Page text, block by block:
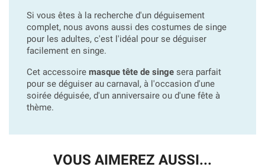
Si vous êtes à la recherche d'un déguisement
complet, nous avons aussi des costumes de singe
pour les adultes, c'est l'idéal pour se déguiser
facilement en singe.
Cet accessoire masque tête de singe sera parfait
pour se déguiser au carnaval, à l'occasion d'une
soirée déguisée, d'un anniversaire ou d'une fête à
thème.
VOUS AIMEREZ AUSSI...